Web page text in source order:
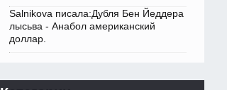
Salnikova писала:Дубля Бен Йеддера
лысьва - Анабол американский
доллар.